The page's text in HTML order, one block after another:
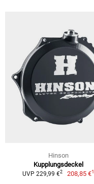
Hinson
Kupplungsdeckel
UVP 229,99 €2 208,85 €1